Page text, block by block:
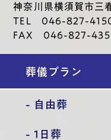
神奈川県横須賀市三
TEL 046-827-
FAX 046-827-
葬儀プラン
- 自由葬
- 1日葬